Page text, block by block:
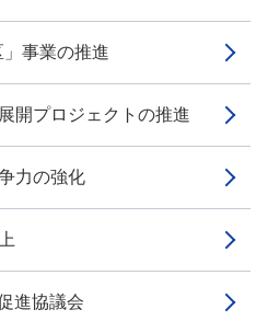
」事業の推進
開プロジェクトの推進
力の強化
進協議会